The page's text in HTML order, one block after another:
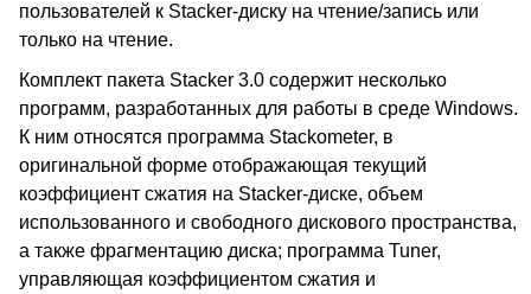
пользователей к Stacker-диску на чтение/запись или
только на чтение.
Комплект пакета Stacker 3.0 содержит несколько
программ, разработанных для работы в среде Windows.
К ним относятся программа Stackometer, в
оригинальной форме отображающая текущий
коэффициент сжатия на Stacker-диске, объем
использованного и свободного дискового пространства,
а также фрагментацию диска; программа Tuner,
управляющая коэффициентом сжатия и